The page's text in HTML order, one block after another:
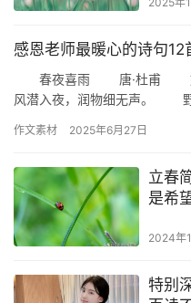
感恩老师最暖心的诗句12
春夜喜雨 唐·杜甫 好
风潜入夜，润物细无声。
作文素材 2025年6月27日
立春
是希
2024年
特别